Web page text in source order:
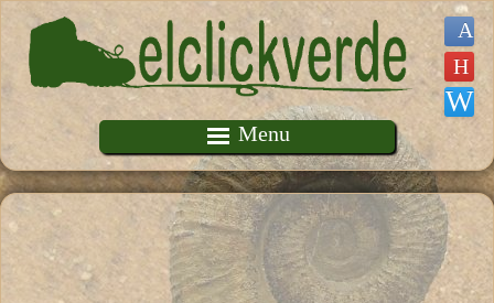
Pasar al contenido principal
Menu